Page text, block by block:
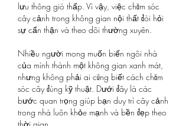
lưu thông gió thấp. Vì vậy, việc chăm sóc
cây cảnh trong không gian nội thất đòi hỏi
sự cẩn thận và theo dõi thường xuyên.
Nhiều người mong muốn biến ngôi nhà
của mình thành một không gian xanh mát,
nhưng không phải ai cũng biết cách chăm
sóc cây đúng kỹ thuật. Dưới đây là các
bước quan trọng giúp bạn duy trì cây cảnh
trong nhà luôn khỏe mạnh và bền đẹp theo